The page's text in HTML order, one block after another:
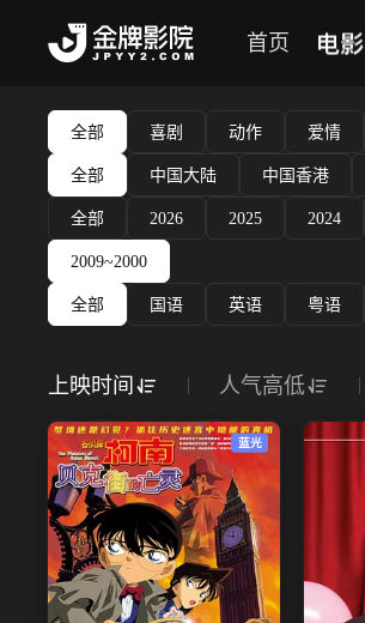
首页 电影
全部 喜剧 动作 爱情
全部 中国大陆 中国香港
全部 2026 2025 2024
2009~2000
全部 国语 英语 粤语
上映时间 人气高低
蓝光